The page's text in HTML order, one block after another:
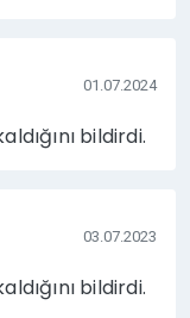
01.07.2024
bildirdi.
03.07.2023
bildirdi.